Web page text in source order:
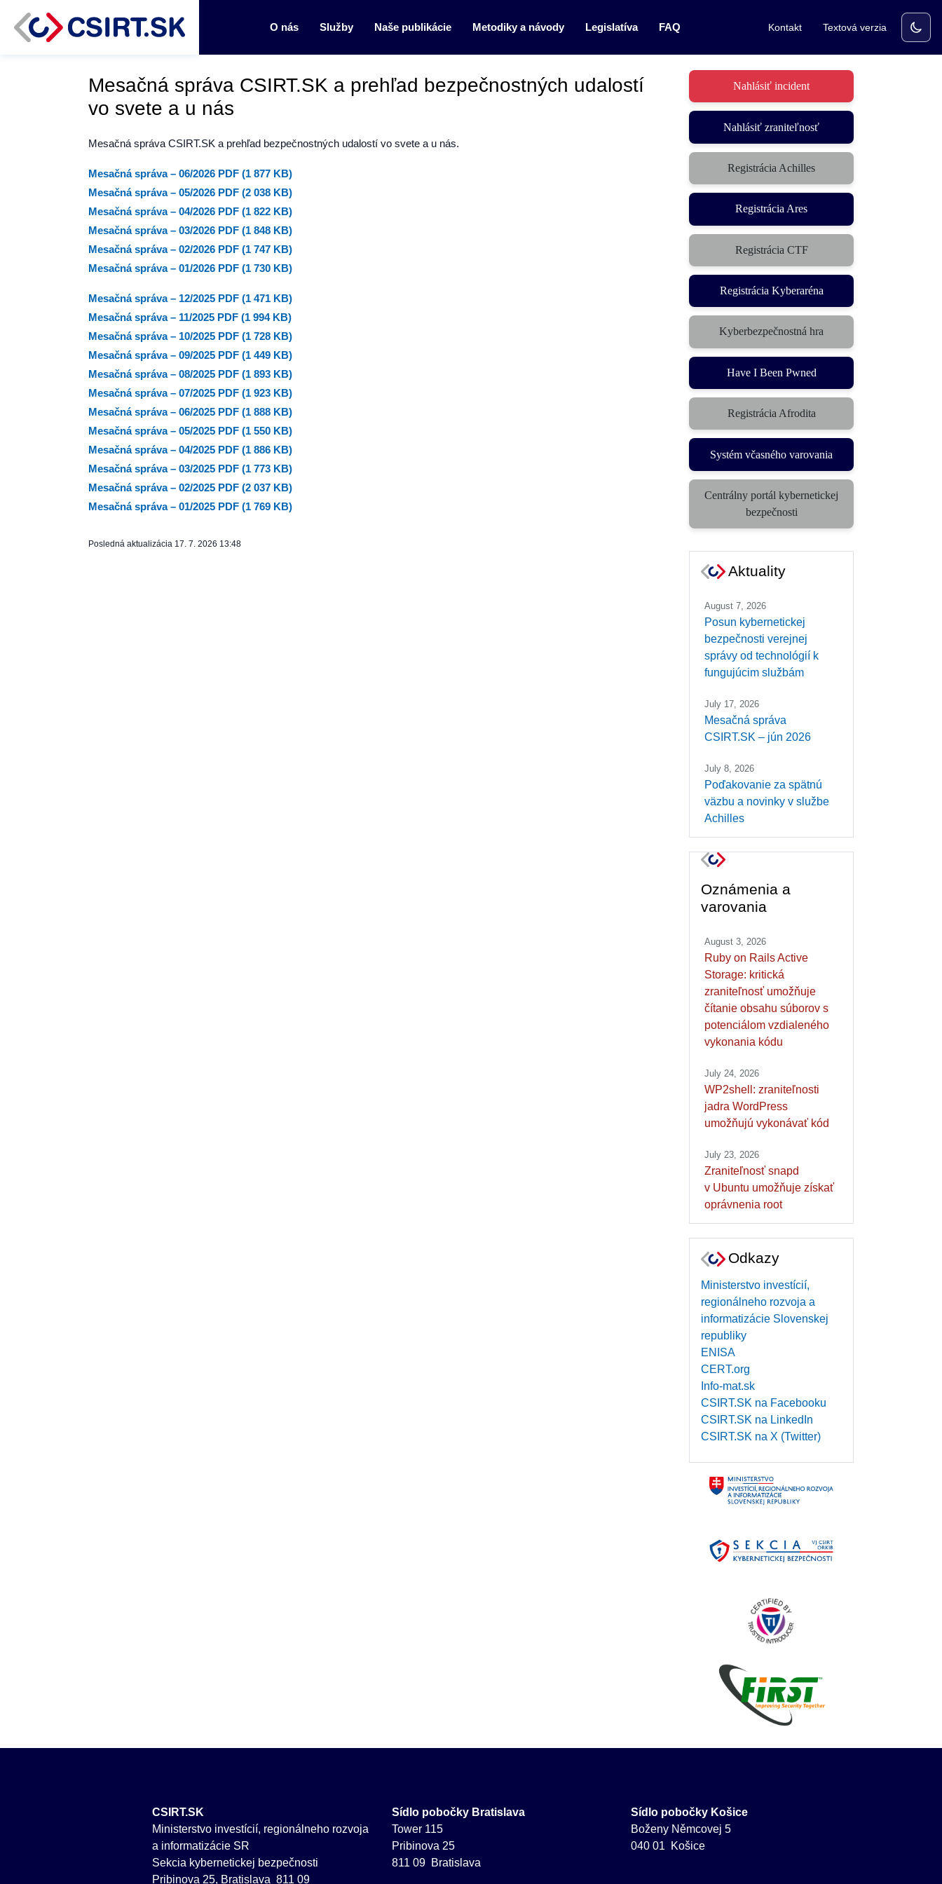
O nás Služby Naše publikácie Metodiky a návody Legislatíva FAQ Kontakt Textová verzia
Mesačná správa CSIRT.SK a prehľad bezpečnostných udalostí
vo svete a u nás
Mesačná správa CSIRT.SK a prehľad bezpečnostných udalostí vo svete a u nás.
Mesačná správa – 06/2026 PDF (1 877 KB)
Mesačná správa – 05/2026 PDF (2 038 KB)
Mesačná správa – 04/2026 PDF (1 822 KB)
Mesačná správa – 03/2026 PDF (1 848 KB)
Mesačná správa – 02/2026 PDF (1 747 KB)
Mesačná správa – 01/2026 PDF (1 730 KB)
Mesačná správa – 12/2025 PDF (1 471 KB)
Mesačná správa – 11/2025 PDF (1 994 KB)
Mesačná správa – 10/2025 PDF (1 728 KB)
Mesačná správa – 09/2025 PDF (1 449 KB)
Mesačná správa – 08/2025 PDF (1 893 KB)
Mesačná správa – 07/2025 PDF (1 923 KB)
Mesačná správa – 06/2025 PDF (1 888 KB)
Mesačná správa – 05/2025 PDF (1 550 KB)
Mesačná správa – 04/2025 PDF (1 886 KB)
Mesačná správa – 03/2025 PDF (1 773 KB)
Mesačná správa – 02/2025 PDF (2 037 KB)
Mesačná správa – 01/2025 PDF (1 769 KB)
Posledná aktualizácia 17. 7. 2026 13:48
Nahlásiť incident
Nahlásiť zraniteľnosť
Registrácia Achilles
Registrácia Ares
Registrácia CTF
(otvorí sa v novom okne)
Registrácia Kyberaréna
Kyberbezpečnostná hra
(otvorí sa v novom okne)
Have I Been Pwned
Registrácia Afrodita
Systém včasného varovania
(otvorí sa v novom okne)
Centrálny portál kybernetickej
bezpečnosti(otvorí sa v novom okne)
Aktuality
August 7, 2026
Posun kybernetickej
bezpečnosti verejnej
správy od technológií k
fungujúcim službám
July 17, 2026
Mesačná správa
CSIRT.SK – jún 2026
July 8, 2026
Poďakovanie za spätnú
väzbu a novinky v službe
Achilles
Oznámenia a
varovania
August 3, 2026
Ruby on Rails Active
Storage: kritická
zraniteľnosť umožňuje
čítanie obsahu súborov s
potenciálom vzdialeného
vykonania kódu
July 24, 2026
WP2shell: zraniteľnosti
jadra WordPress
umožňujú vykonávať kód
July 23, 2026
Zraniteľnosť snapd
v Ubuntu umožňuje získať
oprávnenia root
Odkazy
Ministerstvo investícií,
regionálneho rozvoja a
informatizácie Slovenskej
republiky
ENISA
CERT.org
Info-mat.sk
CSIRT.SK na Facebooku
CSIRT.SK na LinkedIn
CSIRT.SK na X (Twitter)
CSIRT.SK
Ministerstvo investícií, regionálneho rozvoja
a informatizácie SR
Sekcia kybernetickej bezpečnosti
Pribinova 25, Bratislava 811 09
Sídlo pobočky Bratislava
Tower 115
Pribinova 25
811 09 Bratislava
Sídlo pobočky Košice
Boženy Němcovej 5
040 01 Košice